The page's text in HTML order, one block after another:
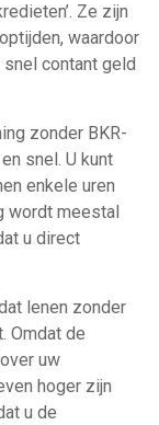
Ze zijn
waardoor
contant geld
zonder BKR-
snel. U kunt
enkele uren
wordt meestal
u direct
lenen zonder
Omdat de
uw
hoger zijn
u de